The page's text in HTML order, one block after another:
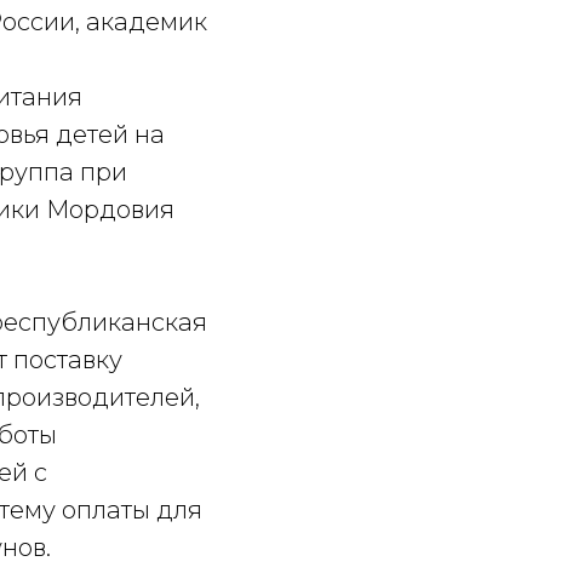
академик
детей на
при
Мордовия
с
оплаты для